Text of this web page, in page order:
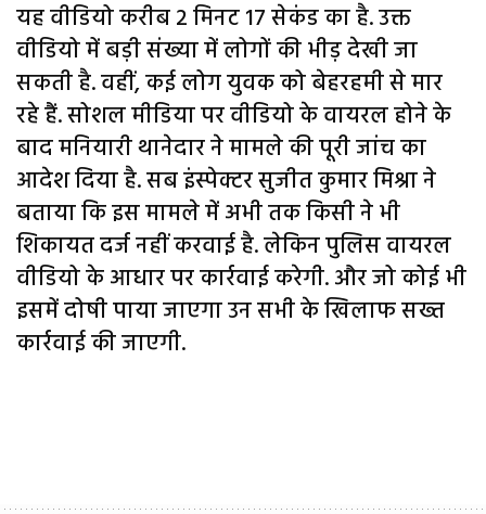
यह वीडियो करीब 2 मिनट 17 सेकंड का है. उक्त
वीडियो में बड़ी संख्या में लोगों की भीड़ देखी जा
सकती है. वहीं, कई लोग युवक को बेहरहमी से मार
रहे हैं. सोशल मीडिया पर वीडियो के वायरल होने के
बाद मनियारी थानेदार ने मामले की पूरी जांच का
आदेश दिया है. सब इंस्पेक्टर सुजीत कुमार मिश्रा ने
बताया कि इस मामले में अभी तक किसी ने भी
शिकायत दर्ज नहीं करवाई है. लेकिन पुलिस वायरल
वीडियो के आधार पर कार्रवाई करेगी. और जो कोई भी
इसमें दोषी पाया जाएगा उन सभी के खिलाफ सख्त
कार्रवाई की जाएगी.